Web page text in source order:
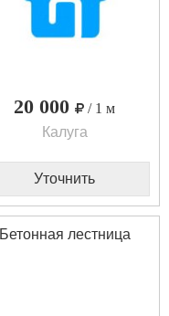
20 000
/ 1 м
Калуга
Уточнить
Бетонная лестница